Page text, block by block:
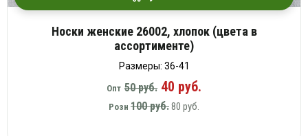
Носки женские 26002, хлопок (цвета в
ассортименте)
Размеры: 36-41
Опт 50 руб. 40 руб.
Розн 100 руб.80 руб.